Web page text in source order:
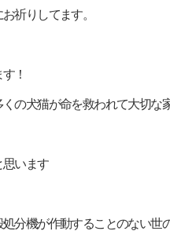
祈りしてます。
！
の犬猫が命を救われて大切な
います
分機が作動することのない世